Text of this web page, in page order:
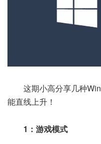
这期小高分享几种
能直线上升！
1：游戏模式